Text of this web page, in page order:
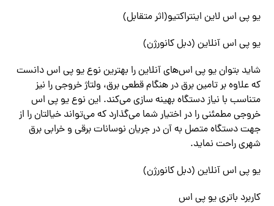
یو پی اس لاین اینتراکتیو(اثر متقابل)
یو پی اس آنلاین (دبل کانورژن)
شاید بتوان یو پی اس‌‌های آنلاین را بهترین نوع یو پی اس دانست
که علاوه بر تامین برق در هنگام قطعی برق، ولتاژ خروجی را نیز
متناسب با نیاز دستگاه بهینه سازی‌ می‌کند. این نوع یو پی اس
خروجی مطمئنی را در اختیار شما‌ می‌گذارد که‌ می‌تواند خیالتان را از
جهت دستگاه متصل به آن در جریان نوسانات برقی و خرابی برق
شهری راحت نماید.
یو پی اس آنلاین (دبل کانورژن)
کاربرد باتری یو پی اس